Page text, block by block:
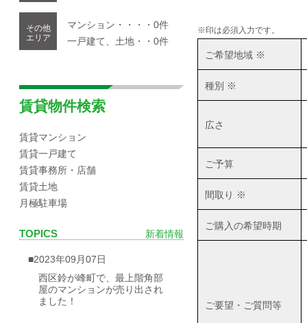
その他
エリア
マンション・・・・0件
一戸建て、土地・・0件
賃貸物件検索
賃貸マンション
賃貸一戸建て
賃貸事務所・店舗
賃貸土地
月極駐車場
TOPICS 新着情報
■2023年09月07日
西区鈴が峰町で、最上階角部
屋のマンションが売り出され
ました！
※印は必須入力です。
ご希望地域 ※
種別 ※
広さ
ご予算
間取り ※
ご購入の希望時期
ご要望・ご質問等